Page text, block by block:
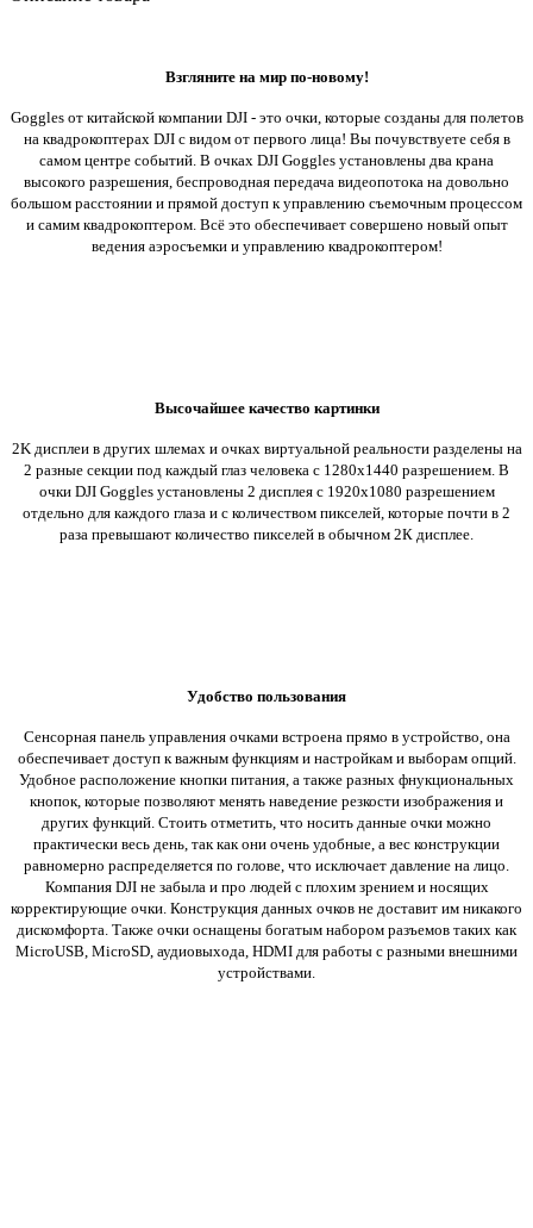
Взгляните на мир по-новому!
Goggles от китайской компании DJI - это очки, которые созданы для полетов
на квадрокоптерах DJI с видом от первого лица! Вы почувствуете себя в
самом центре событий. В очках DJI Goggles установлены два крана
высокого разрешения, беспроводная передача видеопотока на довольно
большом расстоянии и прямой доступ к управлению съемочным процессом
и самим квадрокоптером. Всё это обеспечивает совершено новый опыт
ведения аэросъемки и управлению квадрокоптером!
Высочайшее качество картинки
2K дисплеи в других шлемах и очках виртуальной реальности разделены на
2 разные секции под каждый глаз человека с 1280x1440 разрешением . В
очки DJI Goggles установлены 2 дисплея с 1920x1080 разрешением
отдельно для каждого глаза и с количеством пикселей, которые почти в 2
раза превышают количество пикселей в обычном 2К дисплее.
Удобство пользования
Сенсорная панель управления очками встроена прямо в устройство, она
обеспечивает доступ к важным функциям и настройкам и выборам опций.
Удобное расположение кнопки питания, а также разных фнукциональных
кнопок, которые позволяют менять наведение резкости изображения и
других функций. Стоить отметить, что носить данные очки можно
практически весь день, так как они очень удобные, а вес конструкции
равномерно распределяется по голове, что исключает давление на лицо.
Компания DJI не забыла и про людей с плохим зрением и носящих
корректирующие очки. Конструкция данных очков не доставит им никакого
дискомфорта. Также очки оснащены богатым набором разъемов таких как
MicroUSB, MicroSD, аудиовыхода, HDMI для работы с разными внешними
устройствами.